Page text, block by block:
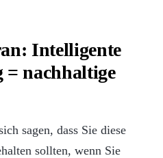
Intelligente
= nachhaltige
sagen, dass Sie diese
sollten, wenn Sie